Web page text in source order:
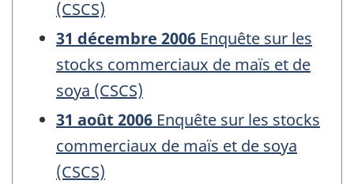
(CSCS)
31 décembre 2006 Enquête sur les
stocks commerciaux de maïs et de
soya (CSCS)
31 août 2006 Enquête sur les stocks
commerciaux de maïs et de soya
(CSCS)